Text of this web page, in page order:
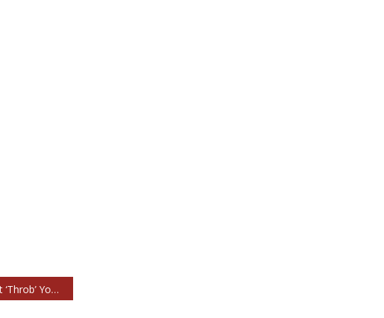
Muere Robert ‘Throb’ Young, guitarrista original de Primal Scream